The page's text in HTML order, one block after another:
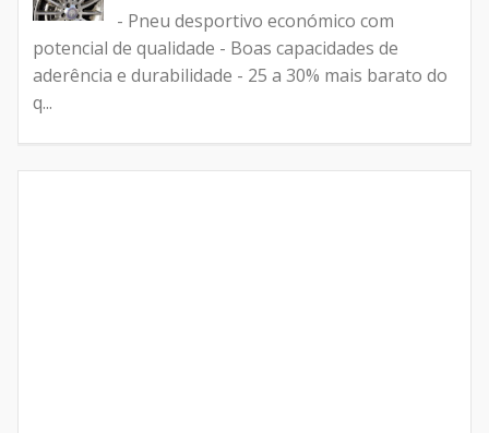
- Pneu desportivo económico com
potencial de qualidade - Boas capacidades de
aderência e durabilidade - 25 a 30% mais barato do
q...